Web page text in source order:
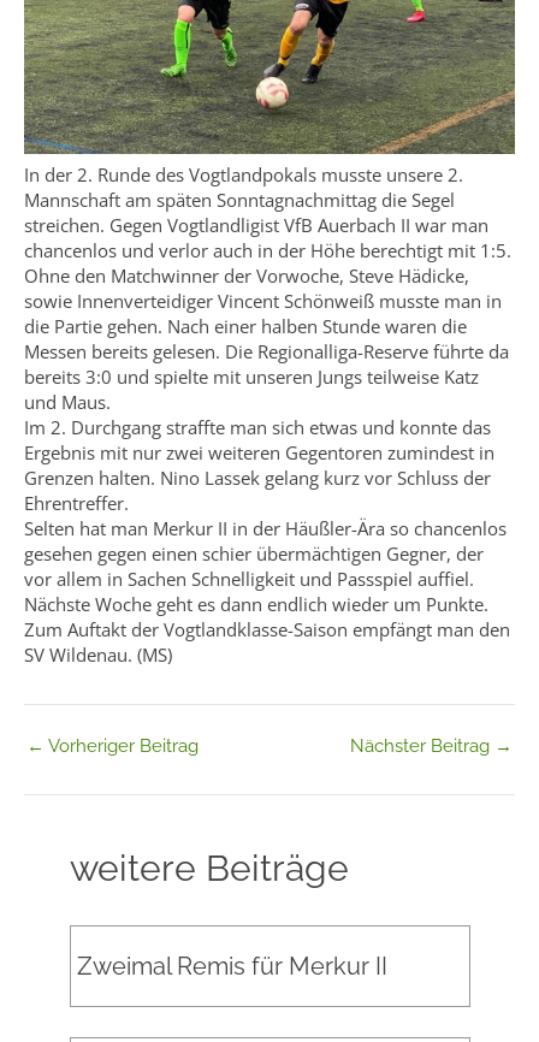
In der 2. Runde des Vogtlandpokals musste unsere 2.
Mannschaft am späten Sonntagnachmittag die Segel
streichen. Gegen Vogtlandligist VfB Auerbach II war man
chancenlos und verlor auch in der Höhe berechtigt mit 1:5.
Ohne den Matchwinner der Vorwoche, Steve Hädicke,
sowie Innenverteidiger Vincent Schönweiß musste man in
die Partie gehen. Nach einer halben Stunde waren die
Messen bereits gelesen. Die Regionalliga-Reserve führte da
bereits 3:0 und spielte mit unseren Jungs teilweise Katz
und Maus.
Im 2. Durchgang straffte man sich etwas und konnte das
Ergebnis mit nur zwei weiteren Gegentoren zumindest in
Grenzen halten. Nino Lassek gelang kurz vor Schluss der
Ehrentreffer.
Selten hat man Merkur II in der Häußler-Ära so chancenlos
gesehen gegen einen schier übermächtigen Gegner, der
vor allem in Sachen Schnelligkeit und Passspiel auffiel.
Nächste Woche geht es dann endlich wieder um Punkte.
Zum Auftakt der Vogtlandklasse-Saison empfängt man den
SV Wildenau. (MS)
← Vorheriger Beitrag Nächster Beitrag →
weitere Beiträge
Zweimal Remis für Merkur II